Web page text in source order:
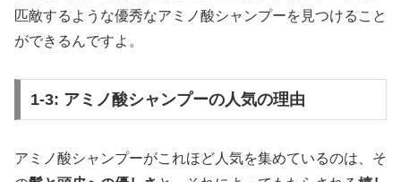
匹敵するような優秀なアミノ酸シャンプーを見つけること
ができるんですよ。
1-3: アミノ酸シャンプーの人気の理由
アミノ酸シャンプーがこれほど人気を集めているのは、そ